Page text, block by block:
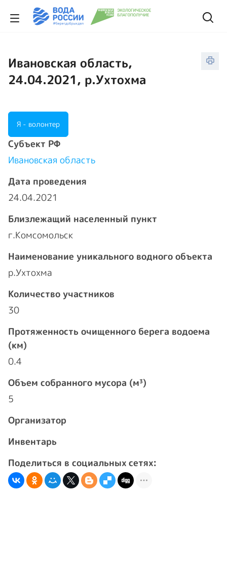
Ивановская область,
24.04.2021, р.Ухтохма
Я - волонтер
Cубъект РФ
Ивановская область
Дата проведения
24.04.2021
Близлежащий населенный пункт
г.Комсомольск
Наименование уникального водного объекта
р.Ухтохма
Количество участников
30
Протяженность очищенного берега водоема
(км)
0.4
Объем собранного мусора (м³)
5
Организатор
Инвентарь
Поделиться в социальных сетях: